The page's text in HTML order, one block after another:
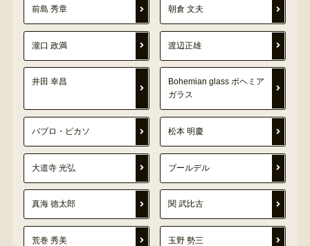
前島 秀章 朝倉 文夫
瀧口 政満 渡辺正雄
井田 幸昌
Bohemian glass ボヘミア
ガラス
パブロ・ピカソ 松本 明慶
大道寺 光弘 ブールデル
真海 徳太郎 関 武比古
荒巻 秀美 玉野 勢三